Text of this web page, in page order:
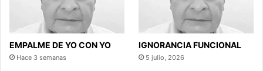
EMPALME DE YO CON YO
Hace 3 semanas
IGNORANCIA FUNCIONAL
5 julio, 2026